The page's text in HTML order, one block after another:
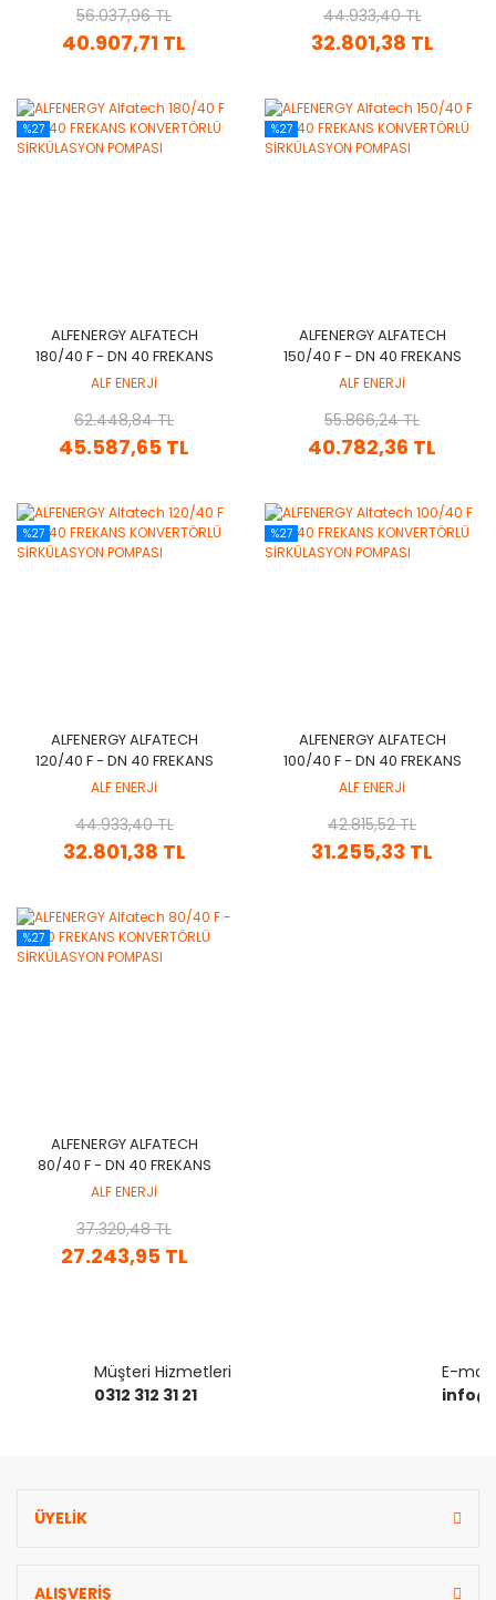
40.907,71 TL
56.037,96 TL
32.801,38 TL
44.933,40 TL
%27
ALFENERGY ALFATECH
180/40 F - DN 40 FREKANS
KONVERTÖRLÜ
ALF ENERJİ
45.587,65 TL
62.448,84 TL
%27
ALFENERGY ALFATECH
150/40 F - DN 40 FREKANS
KONVERTÖRLÜ
ALF ENERJİ
40.782,36 TL
55.866,24 TL
%27
ALFENERGY ALFATECH
120/40 F - DN 40 FREKANS
KONVERTÖRLÜ
ALF ENERJİ
32.801,38 TL
44.933,40 TL
%27
ALFENERGY ALFATECH
100/40 F - DN 40 FREKANS
KONVERTÖRLÜ
ALF ENERJİ
31.255,33 TL
42.815,52 TL
%27
ALFENERGY ALFATECH
80/40 F - DN 40 FREKANS
KONVERTÖRLÜ
ALF ENERJİ
27.243,95 TL
37.320,48 TL
Müşteri Hizmetleri
0312 312 31 21
E-mail
ÜYELİK
ALIŞVERİŞ